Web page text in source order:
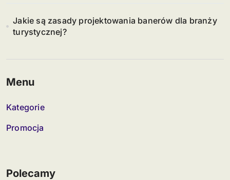
Jakie są zasady projektowania banerów dla branży
turystycznej?
Menu
Kategorie
Promocja
Polecamy